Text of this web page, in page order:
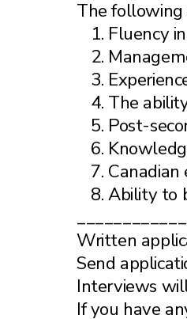
The following
Fluency
The
Post-
Canadian
Ability to
Written
Send
Interviews
If you have